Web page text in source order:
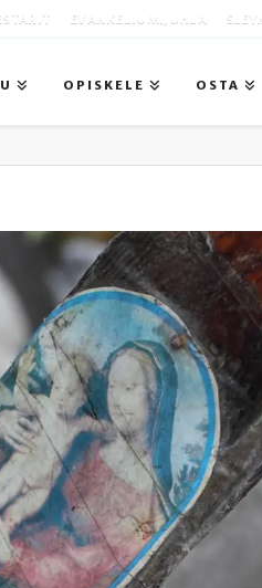
EVANKELIUMIJUHLA
OPISKELE OSTA